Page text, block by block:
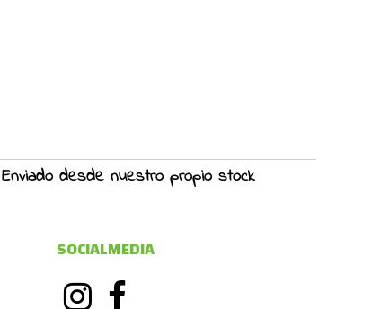
Enviado desde nuestro propio stock
SOCIALMEDIA